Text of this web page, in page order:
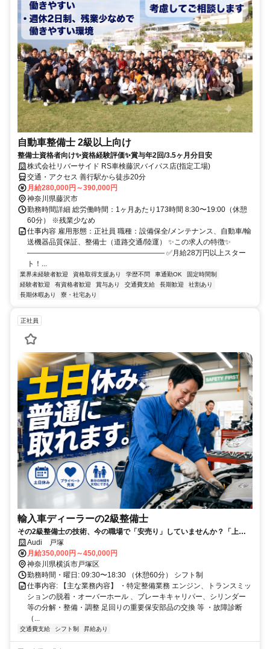
自動車整備士 2級以上向け
整備士資格者向け✨資格経験評価✨賞与年2回/3.5ヶ月分目安
株式会社リバーサイド RS車検藤沢バイパス店(指定工場)
交通・アクセス 善行駅から徒歩20分
月給280,000円～390,000円
神奈川県藤沢市
勤務時間詳細 総労働時間：1ヶ月あたり173時間 8:30〜19:00（休憩
60分） ※残業少なめ
仕事内容 雇用形態：正社員 職種：設備保全/メンテナンス、自動車/輸
送機器品質保証、整備士（道路交通/陸運） ✨この求人の特徴✨
――――――――――――――――――― ✅月給28万円以上スター
ト！...
業界未経験者歓迎 資格取得支援あり 学歴不問 車通勤OK
固定時間制
経験者歓迎
有資格者歓迎 賞与あり 交通費支給 長期歓迎
社割あり
長期休暇あり
寮・社宅あり
正社員
輸入車ディーラーの2級整備士
その2級整備士の技術、今の職場で「安売り」していませんか？「上が
詰まっている」環境を飛び越え、最短で年収700万へ。
Audi 戸塚
月給350,000円～450,000円
神奈川県横浜市戸塚区
勤務時間・曜日: 09:30〜18:30 （休憩60分） シフト制
仕事内容: 【主な業務内容】 ・特定整備業務 エンジン、トランスミッ
ションの脱着・オーバーホール 、ブレーキキャリパー、シリンダー
等の分解・整備・調整 足回りの重要保安部品の交換 等 ・故障診断
（...
交通費支給 シフト制 昇給あり